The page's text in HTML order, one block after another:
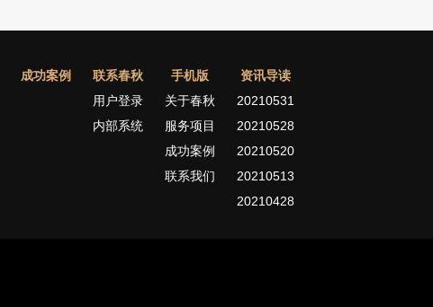
成功案例
联系春秋
用户登录
内部系统
手机版
关于春秋
服务项目
成功案例
联系我们
资讯导读
20210531
20210528
20210520
20210513
20210428